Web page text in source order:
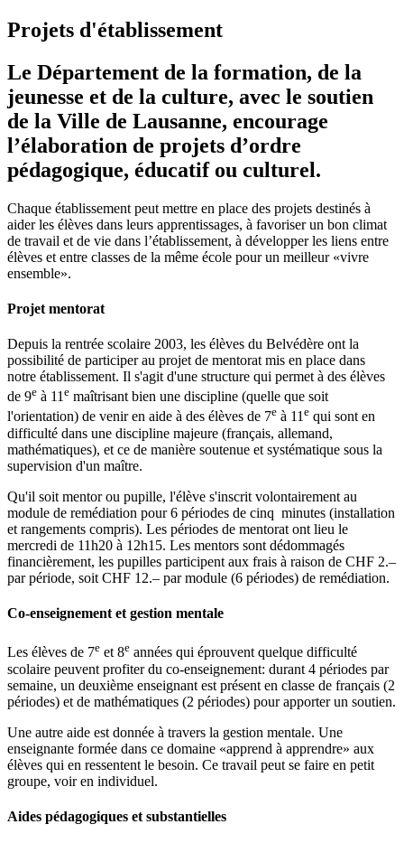
Projets d'établissement
Le Département de la formation, de la
jeunesse et de la culture, avec le soutien
de la Ville de Lausanne, encourage
l’élaboration de projets d’ordre
pédagogique, éducatif ou culturel.
Chaque établissement peut mettre en place des projets destinés à
aider les élèves dans leurs apprentissages, à favoriser un bon climat
de travail et de vie dans l’établissement, à développer les liens entre
élèves et entre classes de la même école pour un meilleur «vivre
ensemble».
Projet mentorat
Depuis la rentrée scolaire 2003, les élèves du Belvédère ont la
possibilité de participer au projet de mentorat mis en place dans
notre établissement. Il s'agit d'une structure qui permet à des élèves
de 9e à 11 e maîtrisant bien une discipline (quelle que soit
l'orientation) de venir en aide à des élèves de 7e à 11e qui sont en
difficulté dans une discipline majeure (français, allemand,
mathématiques), et ce de manière soutenue et systématique sous la
supervision d'un maître.
Qu'il soit mentor ou pupille, l'élève s'inscrit volontairement au
module de remédiation pour 6 périodes de cinq minutes (installation
et rangements compris). Les périodes de mentorat ont lieu le
mercredi de 11h20 à 12h15. Les mentors sont dédommagés
financièrement, les pupilles participent aux frais à raison de CHF 2.–
par période, soit CHF 12.– par module (6 périodes) de remédiation.
Co-enseignement et gestion mentale
Les élèves de 7e et 8e années qui éprouvent quelque difficulté
scolaire peuvent profiter du co-enseignement: durant 4 périodes par
semaine, un deuxième enseignant est présent en classe de français (2
périodes) et de mathématiques (2 périodes) pour apporter un soutien.
Une autre aide est donnée à travers la gestion mentale. Une
enseignante formée dans ce domaine «apprend à apprendre» aux
élèves qui en ressentent le besoin. Ce travail peut se faire en petit
groupe, voir en individuel.
Aides pédagogiques et substantielles